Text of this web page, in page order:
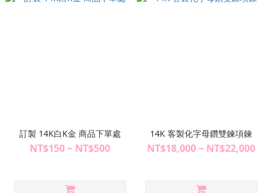
訂製 14K白K金 商品下單處
NT$150 ~ NT$500
14K 客製化字母鑽雙鍊項鍊
NT$18,000 ~ NT$22,000